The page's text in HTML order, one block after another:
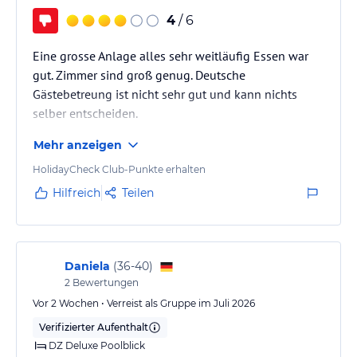
4 / 6
Eine grosse Anlage alles sehr weitläufig Essen war
gut. Zimmer sind groß genug. Deutsche
Gästebetreung ist nicht sehr gut und kann nichts
selber entscheiden.
Mehr anzeigen
HolidayCheck Club-Punkte erhalten
Hilfreich Teilen
Daniela (36-40)
2 Bewertungen
Vor 2 Wochen • Verreist als Gruppe im Juli 2026
Verifizierter Aufenthalt
DZ Deluxe Poolblick